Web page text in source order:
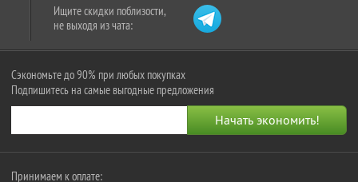
Ищите скидки поблизости,
не выходя из чата:
Сэкономьте до 90% при любых покупках
Подпишитесь на самые выгодные предложения
Принимаем к оплате: